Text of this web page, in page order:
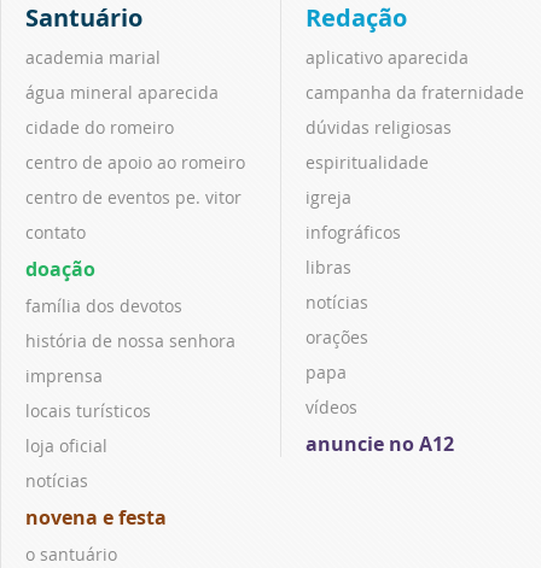
Santuário
academia marial
água mineral aparecida
cidade do romeiro
centro de apoio ao romeiro
centro de eventos pe. vitor
contato
doação
família dos devotos
história de nossa senhora
imprensa
locais turísticos
loja oficial
notícias
novena e festa
o santuário
Redação
aplicativo aparecida
campanha da fraternidade
dúvidas religiosas
espiritualidade
igreja
infográficos
libras
notícias
orações
papa
vídeos
anuncie no A12